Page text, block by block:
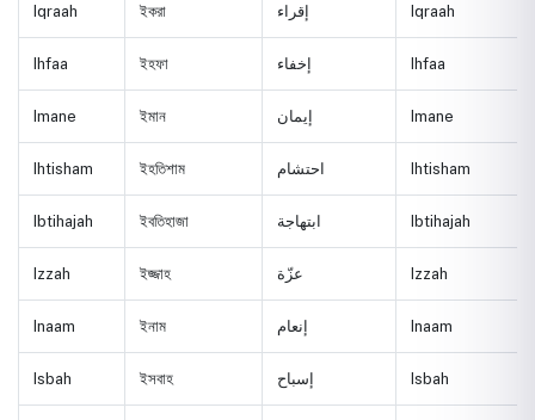
Iqraah ইকরা إقراء Iqraah
Ihfaa ইহফা إخفاء Ihfaa
Imane ইমান إيمان Imane
Ihtisham ইহতিশাম احتشام Ihtisham
Ibtihajah ইবতিহাজা ابتهاجة Ibtihajah
Izzah ইজ্জাহ عزّة Izzah
Inaam ইনাম إنعام Inaam
Isbah ইসবাহ إسباح Isbah